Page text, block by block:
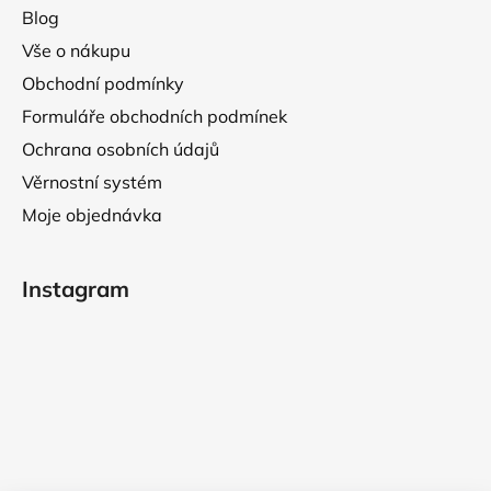
Blog
Vše o nákupu
Obchodní podmínky
Formuláře obchodních podmínek
Ochrana osobních údajů
Věrnostní systém
Moje objednávka
Instagram